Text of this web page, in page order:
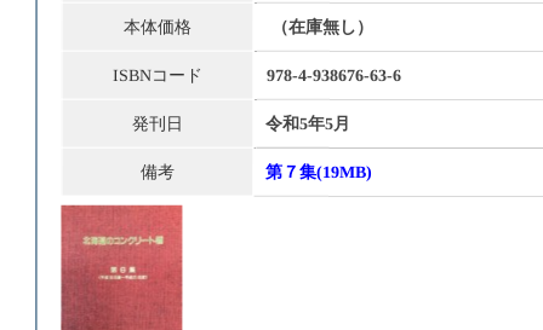
本体価格 （在庫無し）
ISBNコード 978-4-938676-63-6
発刊日 令和5年5月
備考 第７集(19MB)